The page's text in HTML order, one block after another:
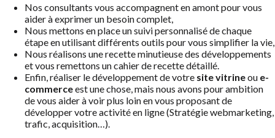
Nos consultants vous accompagnent en amont pour vous
aider à exprimer un besoin complet,
Nous mettons en place un suivi personnalisé de chaque
étape en utilisant différents outils pour vous simplifier la vie,
Nous réalisons une recette minutieuse des développements
et vous remettons un cahier de recette détaillé.
Enfin, réaliser le développement de votre site vitrineou e-
commerceest une chose, mais nous avons pour ambition
de vous aider à voir plus loin en vous proposant de
développer votre activité en ligne (Stratégie webmarketing,
trafic, acquisition…).